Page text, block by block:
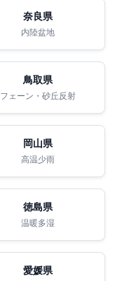
奈良県
内陸盆地
鳥取県
フェーン・砂丘反射
岡山県
高温少雨
徳島県
温暖多湿
愛媛県